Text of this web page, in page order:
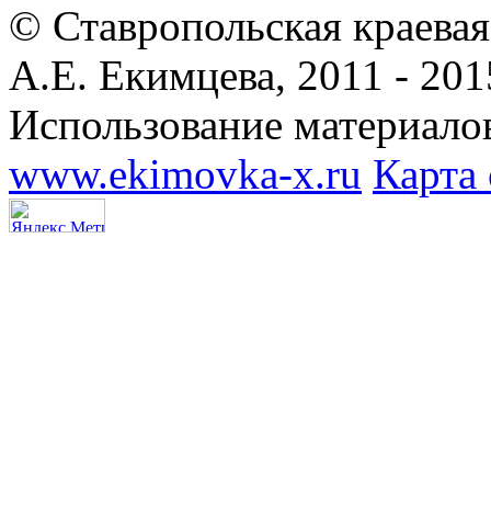
© Ставропольская
А.Е. Екимцева, 2011 -
Использование
www.ekimovka-x.ru Карта